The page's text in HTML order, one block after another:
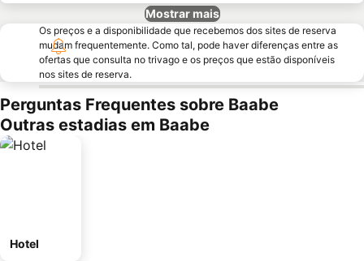
Mostrar mais
Os preços e a disponibilidade que recebemos dos sites de reserva
mudam frequentemente. Como tal, pode haver diferenças entre as
ofertas que consulta no trivago e os preços que estão disponíveis
nos sites de reserva.
Perguntas Frequentes sobre Baabe
Outras estadias em Baabe
Hotel